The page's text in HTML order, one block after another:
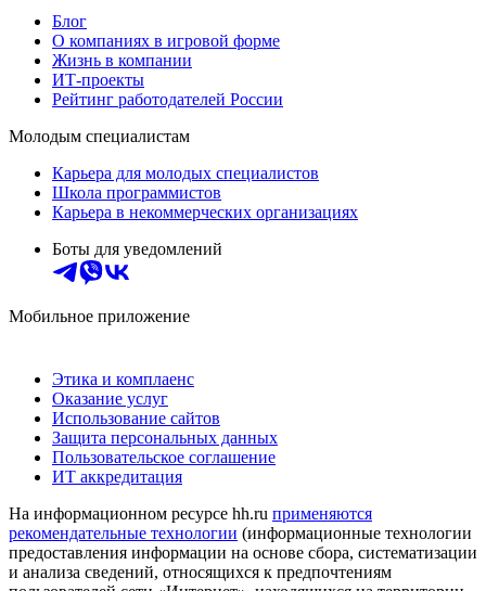
Блог
О компаниях в игровой форме
Жизнь в компании
ИТ-проекты
Рейтинг работодателей России
Молодым специалистам
Карьера для молодых специалистов
Школа программистов
Карьера в некоммерческих организациях
Боты для уведомлений
Мобильное приложение
Этика и комплаенс
Оказание услуг
Использование сайтов
Защита персональных данных
Пользовательское соглашение
ИТ аккредитация
На информационном ресурсе hh.ru применяются
рекомендательные технологии (информационные технологии
предоставления информации на основе сбора, систематизации
и анализа сведений, относящихся к предпочтениям